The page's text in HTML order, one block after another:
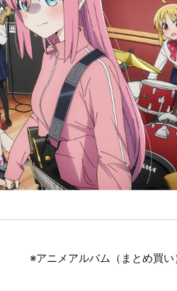
※アニメアルバム（まとめ買